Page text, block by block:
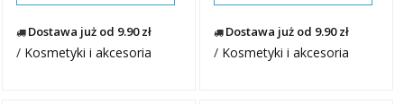
Dostawa już od 9.90 zł
/ Kosmetyki i akcesoria
Dostawa już od 9.90 zł
/ Kosmetyki i akcesoria